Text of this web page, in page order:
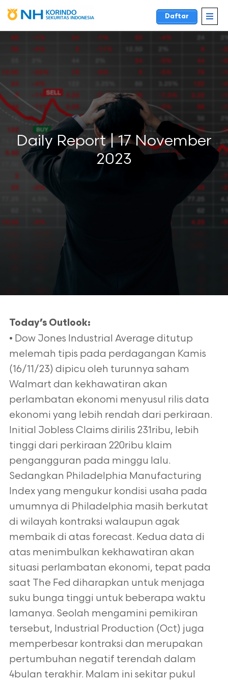
Daftar
Daily Report | 17 November
2023
Today’s Outlook:
• Dow Jones Industrial Average ditutup
melemah tipis pada perdagangan Kamis
(16/11/23) dipicu oleh turunnya saham
Walmart dan kekhawatiran akan
perlambatan ekonomi menyusul rilis data
ekonomi yang lebih rendah dari perkiraan.
Initial Jobless Claims dirilis 231ribu, lebih
tinggi dari perkiraan 220ribu klaim
pengangguran pada minggu lalu.
Sedangkan Philadelphia Manufacturing
Index yang mengukur kondisi usaha pada
umumnya di Philadelphia masih berkutat
di wilayah kontraksi walaupun agak
membaik di atas forecast. Kedua data di
atas menimbulkan kekhawatiran akan
situasi perlambatan ekonomi, tepat pada
saat The Fed diharapkan untuk menjaga
suku bunga tinggi untuk beberapa waktu
lamanya. Seolah mengamini pemikiran
tersebut, Industrial Production (Oct) juga
memperbesar kontraksi dan merupakan
pertumbuhan negatif terendah dalam
4bulan terakhir. Malam ini sekitar pukul